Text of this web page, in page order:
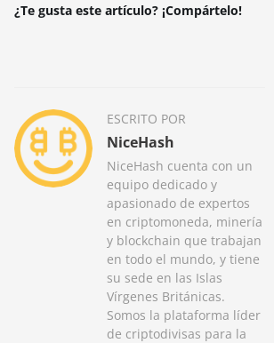
¿Te gusta este artículo? ¡Compártelo!
ESCRITO POR
NiceHash
NiceHash cuenta con un
equipo dedicado y
apasionado de expertos
en criptomoneda, minería
y blockchain que trabajan
en todo el mundo, y tiene
su sede en las Islas
Vírgenes Británicas.
Somos la plataforma líder
de criptodivisas para la